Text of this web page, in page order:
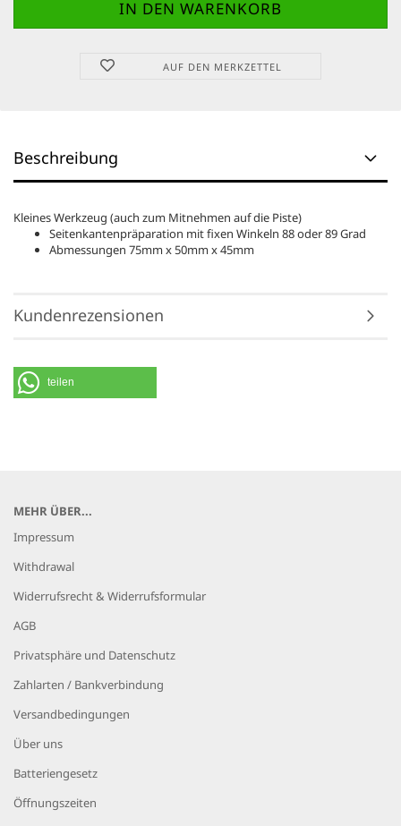
AUF DEN MERKZETTEL
Beschreibung
Kleines Werkzeug (auch zum Mitnehmen auf die Piste)
Seitenkantenpräparation mit fixen Winkeln 88 oder 89 Grad
Abmessungen 75mm x 50mm x 45mm
Kundenrezensionen
teilen
MEHR ÜBER...
Impressum
Withdrawal
Widerrufsrecht & Widerrufsformular
AGB
Privatsphäre und Datenschutz
Zahlarten / Bankverbindung
Versandbedingungen
Über uns
Batteriengesetz
Öffnungszeiten